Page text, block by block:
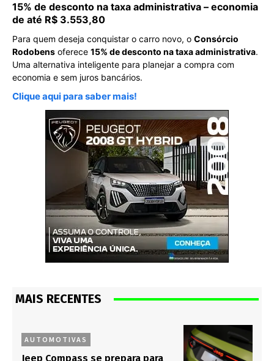
15% de desconto na taxa administrativa – economia
de até R$ 3.553,80
Para quem deseja conquistar o carro novo, o Consórcio
Rodobens oferece 15% de desconto na taxa administrativa.
Uma alternativa inteligente para planejar a compra com
economia e sem juros bancários.
Clique aqui para saber mais!
MAIS RECENTES
AUTOMOTIVAS
Jeep Compass se prepara para